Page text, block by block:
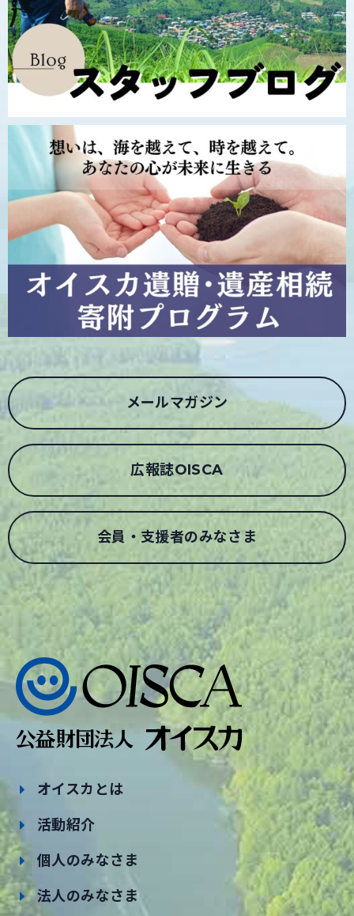
メールマガジン
広報誌OISCA
会員・支援者のみなさま
オイスカとは
活動紹介
個人のみなさま
法人のみなさま